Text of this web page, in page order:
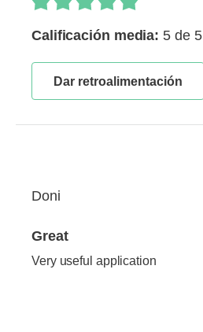
Calificación media: 5 de 5
Dar retroalimentación
Doni
Great
Very useful application